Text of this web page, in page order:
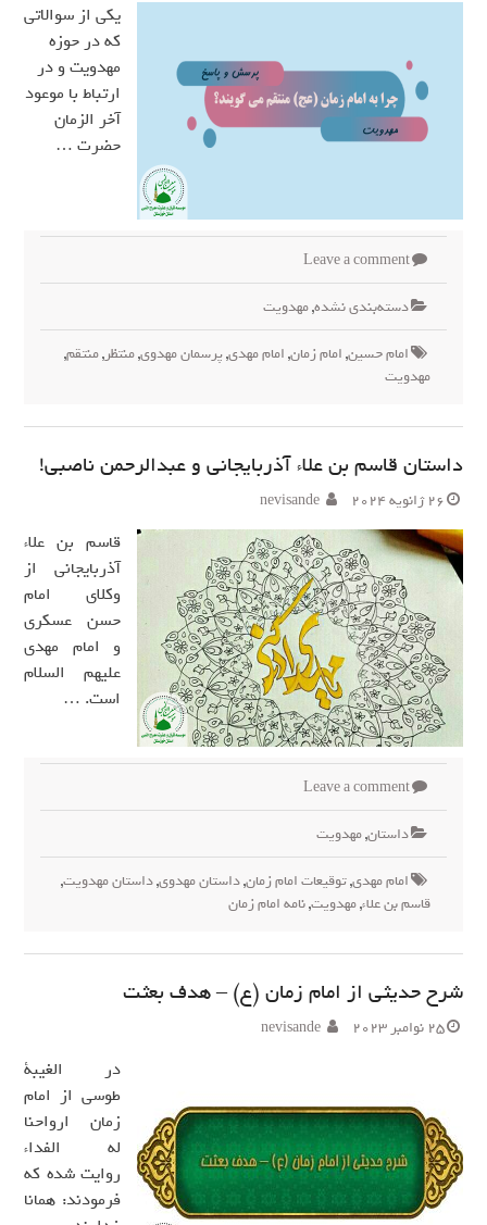
یکی از سوالاتی
که در حوزه
مهدویت و در
ارتباط با موعود
آخر الزمان
حضرت …
Leave a comment
دسته‌بندی نشده,مهدويت
امام حسین,امام زمان,امام مهدی,پرسمان مهدوی,منتظر,منتقم,
مهدویت
داستان قاسم بن علاء آذربایجانی و عبدالرحمن ناصبی!
26 ژانویه 2024 nevisande
قاسم بن علاء
آذربایجانی از
وکلای امام
حسن عسکری
و امام مهدی
علیهم السلام
است. …
Leave a comment
داستان,مهدويت
امام مهدی,توقیعات امام زمان,داستان مهدوی,داستان مهدویت,
قاسم بن علاء,مهدویت,نامه امام زمان
شرح حدیثی از امام زمان (ع) – هدف بعثت
25 نوامبر 2023 nevisande
در الغیبة
طوسی از امام
زمان ارواحنا
له الفداء
روایت شده که
فرمودند: همانا